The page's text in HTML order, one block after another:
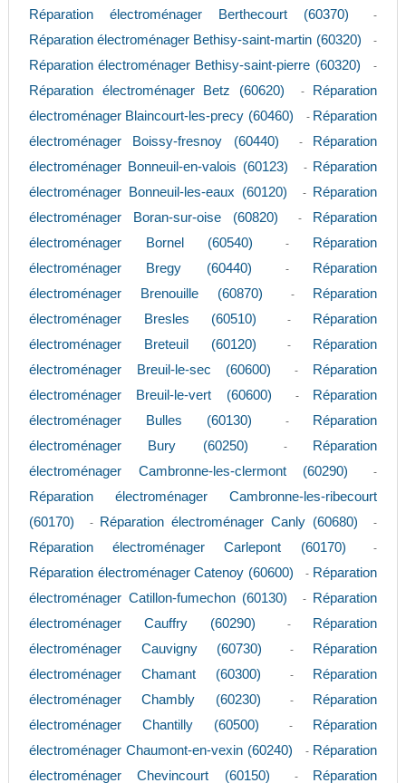
Réparation électroménager Berthecourt (60370) -
Réparation électroménager Bethisy-saint-martin (60320) -
Réparation électroménager Bethisy-saint-pierre (60320) -
Réparation électroménager Betz (60620) -
Réparation
électroménager Blaincourt-les-precy (60460)
- Réparation
électroménager Boissy-fresnoy (60440)
-
Réparation
électroménager Bonneuil-en-valois (60123)
- Réparation
électroménager Bonneuil-les-eaux (60120)
-
Réparation
électroménager Boran-sur-oise (60820)
-
Réparation
électroménager Bornel (60540)
-
Réparation
électroménager Bregy (60440)
-
Réparation
électroménager Brenouille (60870)
-
Réparation
électroménager Bresles (60510)
-
Réparation
électroménager Breteuil (60120)
-
Réparation
électroménager Breuil-le-sec (60600)
-
Réparation
électroménager Breuil-le-vert (60600)
-
Réparation
électroménager Bulles (60130)
-
Réparation
électroménager Bury (60250)
-
Réparation
électroménager Cambronne-les-clermont (60290)
-
Réparation électroménager Cambronne-les-ribecourt
(60170)
- Réparation électroménager Canly (60680) -
Réparation électroménager Carlepont (60170) -
Réparation électroménager Catenoy (60600) - Réparation
électroménager Catillon-fumechon (60130)
-
Réparation
électroménager Cauffry (60290)
-
Réparation
électroménager Cauvigny (60730)
-
Réparation
électroménager Chamant (60300)
-
Réparation
électroménager Chambly (60230)
-
Réparation
électroménager Chantilly (60500)
-
Réparation
électroménager Chaumont-en-vexin (60240)
- Réparation
électroménager Chevincourt (60150)
- Réparation